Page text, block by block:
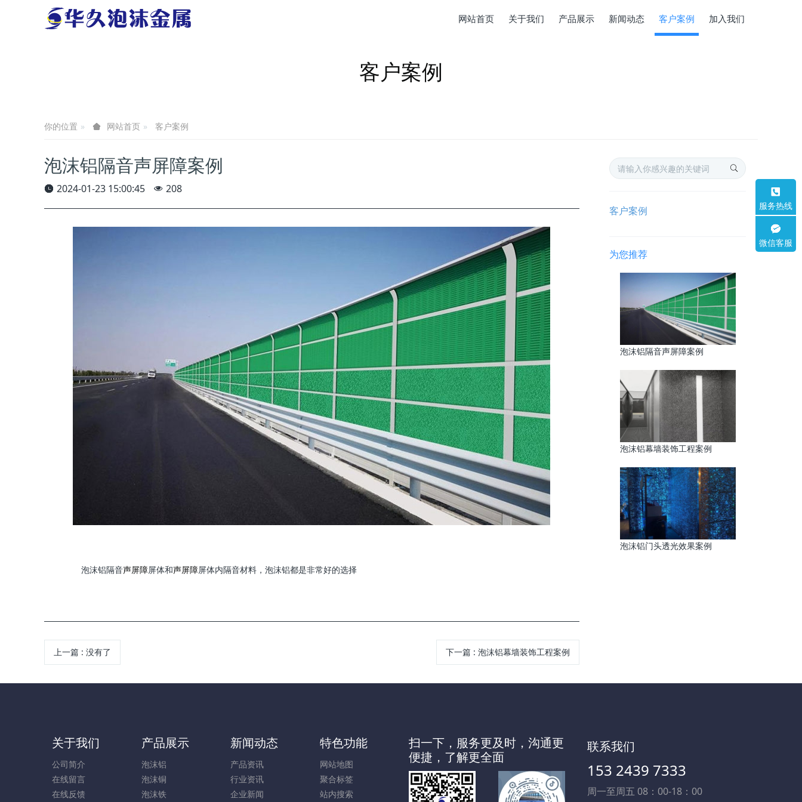
网站首页 关于我们 产品展示 新闻动态 客户案例 加入我们
客户案例
你的位置 网站首页 客户案例
泡沫铝隔音声屏障案例
2024-01-23 15:00:45 208
泡沫铝隔音声屏障屏体和声屏障屏体内隔音材料，泡沫铝都是非常好的选择
上一篇: 没有了 下一篇 :泡沫铝幕墙装饰工程案例
客户案例
为您推荐
泡沫铝隔音声屏障案例
泡沫铝幕墙装饰工程案例
泡沫铝门头透光效果案例
关于我们
公司简介
在线留言
在线反馈
产品展示
泡沫铝
泡沫铜
泡沫铁
新闻动态
产品资讯
行业资讯
企业新闻
特色功能
网站地图
聚合标签
站内搜索
扫一下，服务更及时，沟通更
便捷，了解更全面
联系我们
153 2439 7333
周一至周五 08：00-18：00
服务热线
微信客服